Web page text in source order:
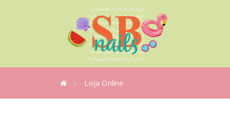
Loja Online